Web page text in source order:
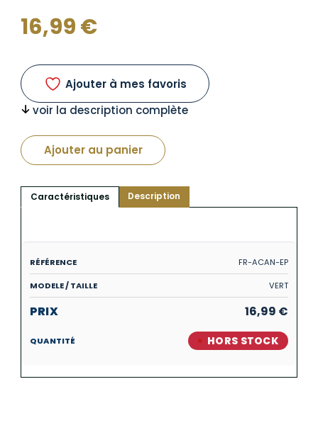
16,99€
Ajouter à mes favoris
voir la description complète
Ajouter au panier
Caractéristiques Description
FR-ACAN-EP
VERT
16,99 €
HORS STOCK